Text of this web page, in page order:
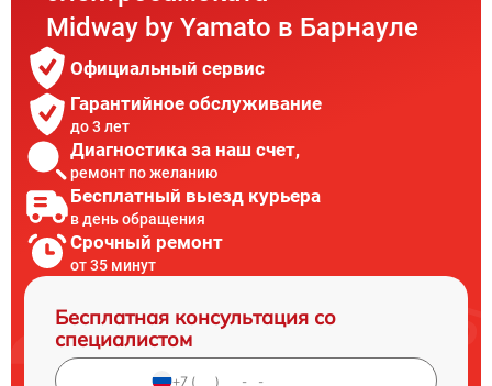
Midway by Yamato в Барнауле
Официальный сервис
Гарантийное обслуживание
до 3 лет
Диагностика за наш счет,
ремонт по желанию
Бесплатный выезд курьера
в день обращения
Срочный ремонт
от 35 минут
Бесплатная консультация со
специалистом